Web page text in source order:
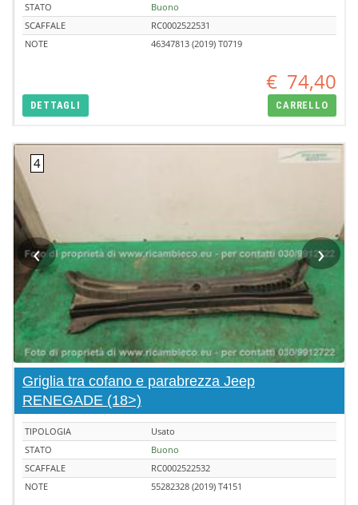
STATO
Buono
SCAFFALE
RC0002522531
NOTE
46347813 (2019) T0719
€ 74,40
DETTAGLI CARRELLO
‹ ›
Griglia tra cofano e parabrezza Jeep
RENEGADE (18>)
TIPOLOGIA
Usato
STATO
Buono
SCAFFALE
RC0002522532
NOTE
55282328 (2019) T4151